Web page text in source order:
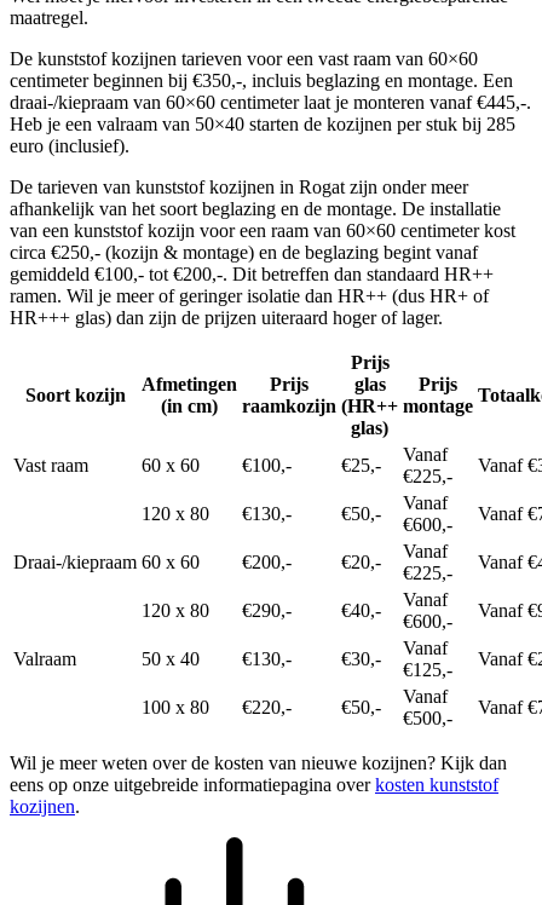
maatregel.
De kunststof kozijnen tarieven voor een vast raam van 60×60
centimeter beginnen bij €350,-, incluis beglazing en montage. Een
draai-/kiepraam van 60×60 centimeter laat je monteren vanaf €445,-.
Heb je een valraam van 50×40 starten de kozijnen per stuk bij 285
euro (inclusief).
De tarieven van kunststof kozijnen in Rogat zijn onder meer
afhankelijk van het soort beglazing en de montage. De installatie
van een kunststof kozijn voor een raam van 60×60 centimeter kost
circa €250,- (kozijn & montage) en de beglazing begint vanaf
gemiddeld €100,- tot €200,-. Dit betreffen dan standaard HR++
ramen. Wil je meer of geringer isolatie dan HR++ (dus HR+ of
HR+++ glas) dan zijn de prijzen uiteraard hoger of lager.
Soort kozijn
Afmetingen
(in cm)
Prijs
raamkozijn
Prijs
glas
(HR++
glas)
Prijs
montage
Vast raam 60 x 60 €100,- €25,-
Vanaf
€225,-
Vanaf
120 x 80 €130,- €50,-
Vanaf
€600,-
Vanaf
Draai-/kiepraam 60 x 60 €200,- €20,-
Vanaf
€225,-
Vanaf
120 x 80 €290,- €40,-
Vanaf
€600,-
Vanaf
Valraam 50 x 40 €130,- €30,-
Vanaf
€125,-
Vanaf
100 x 80 €220,- €50,-
Vanaf
€500,-
Vanaf
Wil je meer weten over de kosten van nieuwe kozijnen? Kijk dan
eens op onze uitgebreide informatiepagina overkosten kunststof
kozijnen.